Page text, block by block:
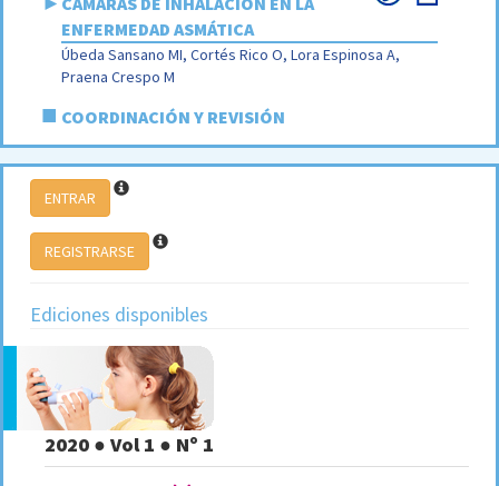
ENFERMEDAD ASMÁTICA
Úbeda Sansano MI, Cortés Rico O, Lora Espinosa A,
Praena Crespo M
■ COORDINACIÓN Y REVISIÓN
ENTRAR
REGISTRARSE
Ediciones disponibles
2020 ● Vol 1 ● Nº 1